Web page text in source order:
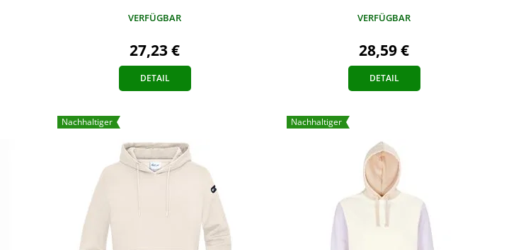
VERFÜGBAR
27,23 €
DETAIL
VERFÜGBAR
28,59 €
DETAIL
Nachhaltiger Nachhaltiger